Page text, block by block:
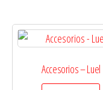
Accesorios – Luel